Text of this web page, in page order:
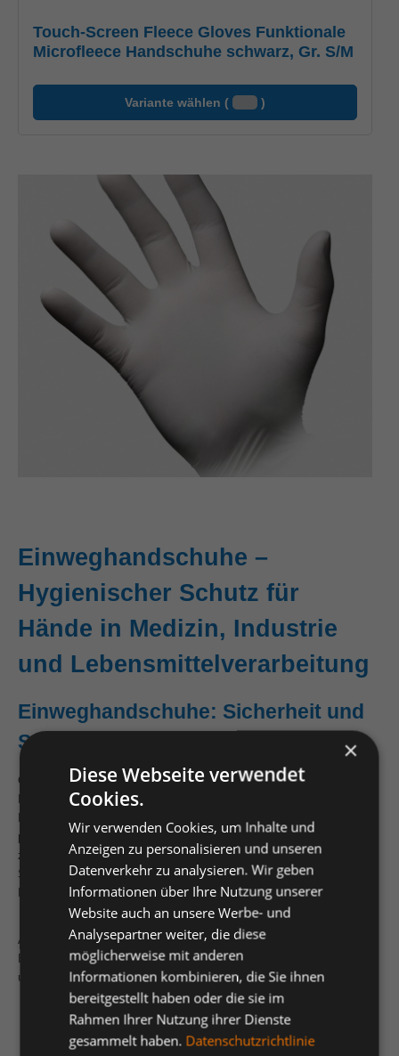
Touch-Screen Fleece Gloves Funktionale
Microfleece Handschuhe schwarz, Gr. S/M
Variante wählen ( )
Einweghandschuhe –
Hygienischer Schutz für
Hände in Medizin, Industrie
und Lebensmittelverarbeitung
Einweghandschuhe: Sicherheit und
Sauberkeit bei jedem Handgriff
Ob in medizinischen Einrichtungen, Laboren, bei der
Lebensmittelverarbeitung oder im Reinigungsbereich –
Einweghandschuhe sind ein unverzichtbarer Bestandteil der
persönlichen Schutzausrüstung (PSA). Sie bieten
zuverlässigen Schutz vor Keimen, Chemikalien, Ölen und
Schmutz und gewährleisten gleichzeitig die notwendige
Fingerfertigkeit bei präzisen Arbeiten.
ASTA bietet Ihnen eine breite Auswahl an hochwertigen
Einmalhandschuhen in verschiedenen Materialien, Größen
und Ausführungen – passend für jeden Einsatzbereich.
Unsere Einweghandschuhe im
×
Diese Webseite verwendet
Cookies.
Wir verwenden Cookies, um Inhalte und
Anzeigen zu personalisieren und unseren
Datenverkehr zu analysieren. Wir geben
Informationen über Ihre Nutzung unserer
Website auch an unsere Werbe- und
Analysepartner weiter, die diese
möglicherweise mit anderen
Informationen kombinieren, die Sie ihnen
bereitgestellt haben oder die sie im
Rahmen Ihrer Nutzung ihrer Dienste
gesammelt haben. Datenschutzrichtlinie